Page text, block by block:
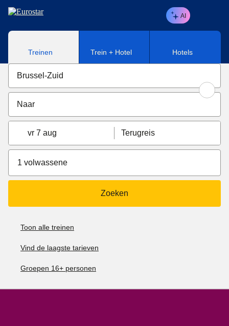
Naar hoofdinhoud
AI
Treinen Trein + Hotel Hotels
vr 7 aug Terugreis
1 volwassene
Zoeken
Toon alle treinen
Vind de laagste tarieven
Groepen 16+ personen